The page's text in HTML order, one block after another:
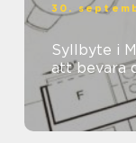
30.
Syllbyte i
att bevara